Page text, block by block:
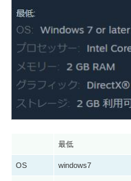
最低
OS windows7